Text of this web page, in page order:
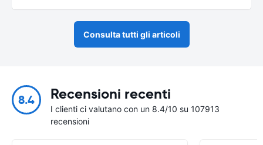
Consulta tutti gli articoli
8.4 Recensioni recenti
I clienti ci valutano con un 8.4/10 su 107913
recensioni